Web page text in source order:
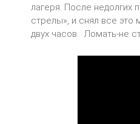
лагеря. После недолгих
стрелы», и снял все это
двух часов. Ломать-не